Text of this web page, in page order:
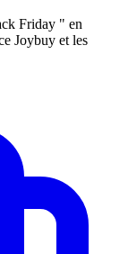
Friday " en
Joybuy et les